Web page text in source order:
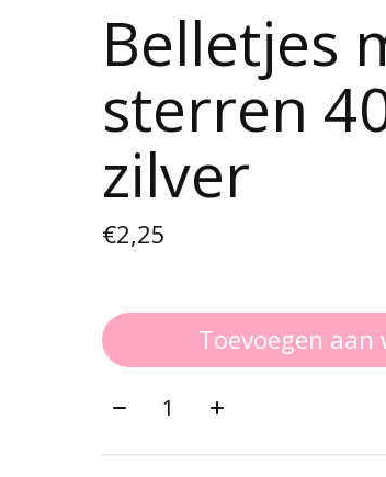
Belletjes
sterren
zilver
€2,25
Toevoegen aan
Aantal: